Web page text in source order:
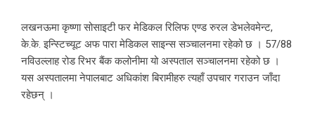
लखनऊमा कृष्णा सोसाइटी फर मेडिकल रिलिफ एण्ड रुरल डेभलेवमेन्ट,
के.के. इन्स्टिच्यूट अफ पारा मेडिकल साइन्स सञ्चालनमा रहेको छ । 57/88
नविउल्लाह रोड रिभर बैंक कलोनीमा यो अस्पताल सञ्चालनमा रहेको छ ।
यस अस्पतालमा नेपालबाट अधिकांश बिरामीहरु त्यहाँ उपचार गराउन जाँदा
रहेछन् ।